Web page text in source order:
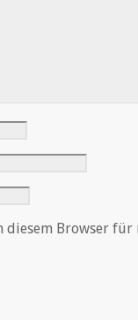
Browser